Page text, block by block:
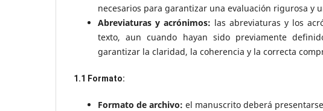
necesarios para garantizar una evaluación rigurosa y
Abreviaturas y acrónimos: las abreviaturas y los
texto, aun cuando hayan sido previamente
garantizar la claridad, la coherencia y la correcta
1.1 Formato:
Formato de archivo: el manuscrito deberá